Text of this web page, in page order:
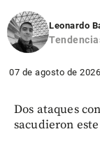
Leonardo
07 de agosto de 2026
Dos ataques
sacudieron